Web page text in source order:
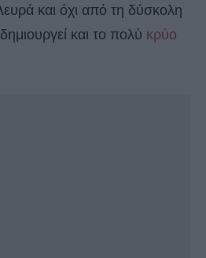
και όχι από τη δύσκολη
και το πολύ κρύο